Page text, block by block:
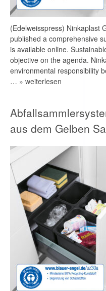
(Edelweisspress) Ninkaplast
published a comprehensive
is available online.
objective on the agenda.
environmental responsibility
… » weiterlesen
aus dem Gelben